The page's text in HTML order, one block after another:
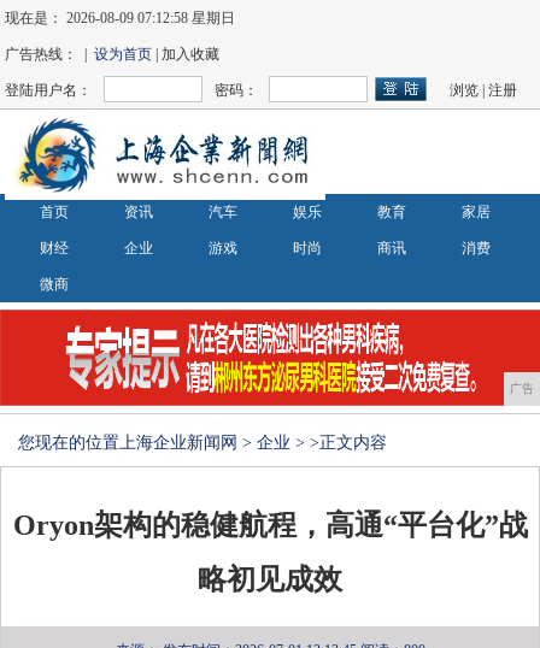
现在是：2026-08-09 07:12:59 星期日
广告热线： |设为首页 | 加入收藏
登陆用户名： 密码： 浏览 |注册
首页 资讯 汽车 娱乐 教育 家居
财经 企业 游戏 时尚 商讯 消费
微商
广告
您现在的位置上海企业新闻网 > 企业 > >正文内容
Oryon架构的稳健航程，高通“平台化”战
略初见成效